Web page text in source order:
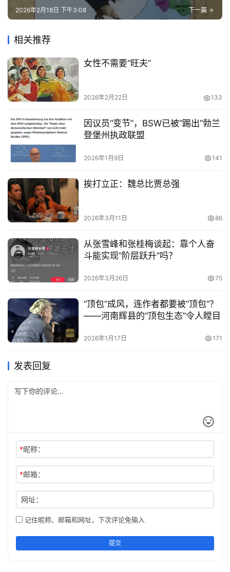
下一篇
2026年2月18日 下午3:08
相关推荐
女性不需要“旺夫”
2026年2月22日 133
因议员“变节”，BSW已被“踢出”勃兰
登堡州执政联盟
2026年1月9日 141
挨打立正：魏总比贾总强
2026年3月11日 86
从张雪峰和张桂梅谈起：靠个人奋
斗能实现“阶层跃升”吗？
2026年3月26日 75
“顶包”成风，连作者都要被“顶包”？
——河南辉县的“顶包生态”令人瞠目
2026年1月17日 171
发表回复
*昵称：
*邮箱：
网址：
记住昵称、邮箱和网址，下次评论免输入
提交